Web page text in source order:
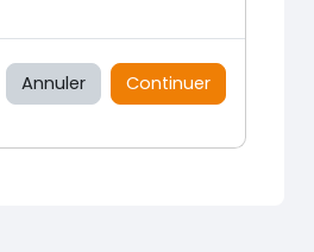
Annuler Continuer